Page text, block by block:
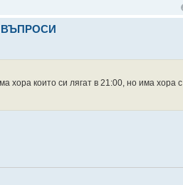
ВЪПРОСИ
хора които си лягат в 21:00, но има хора с